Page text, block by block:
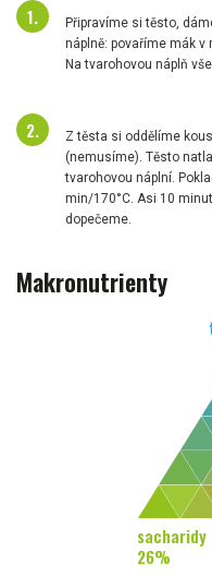
Připravíme si těsto,
náplně: povaříme mák
Na tvarohovou náplň
Z těsta si oddělíme
(nemusíme). Těsto
tvarohovou náplní.
min/170°C. Asi 10
dopečeme.
Makronutrienty
sacharidy
26%